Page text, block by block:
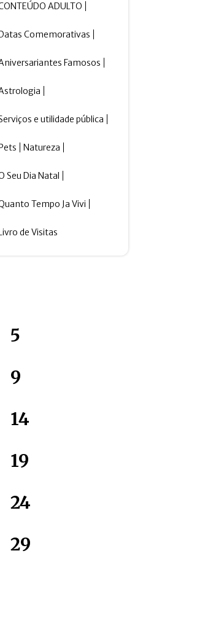
ADULTO
Comemorativas
Famosos
e utilidade pública
Natureza
Seu Dia Natal
Tempo Ja Vivi
de Visitas
5
9
14
19
24
29